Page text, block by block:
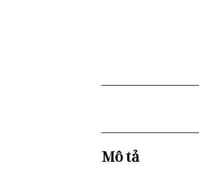
Mô tả